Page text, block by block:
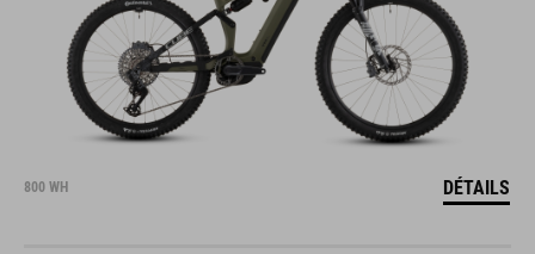
800 WH DÉTAILS